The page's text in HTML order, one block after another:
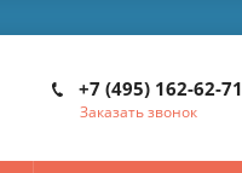
+7 (495) 162-62-71
Заказать звонок